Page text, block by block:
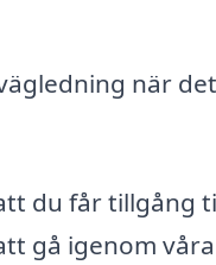
när
du får tillgång
gå igenom